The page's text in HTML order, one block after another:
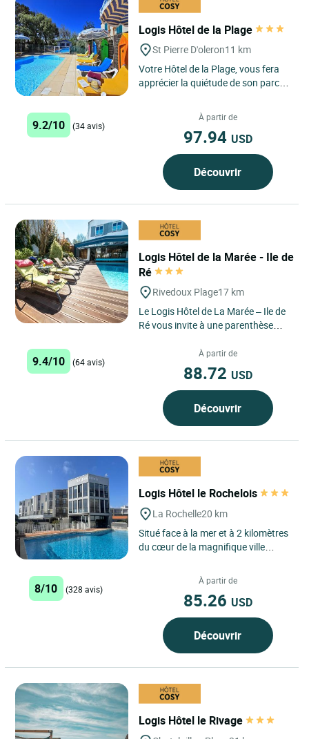
Logis Hôtel de la Plage
St Pierre D'oleron11 km
Votre Hôtel de la Plage, vous fera
apprécier la quiétude de son parc
chauffée. Ses...
9.2/10 (34 avis)
À partir de
97.94 USD
Découvrir
Logis Hôtel de la Marée - Ile de
Ré
Rivedoux Plage17 km
Le Logis Hôtel de La Marée – Ile de
Ré vous invite à une parenthèse
9.4/10 (64 avis)
À partir de
88.72 USD
Découvrir
Logis Hôtel le Rochelois
La Rochelle20 km
Situé face à la mer et à 2 kilomètres
du cœur de la magnifique ville
Hôtel Le Rochelois...
8/10 (328 avis)
À partir de
85.26 USD
Découvrir
Logis Hôtel le Rivage